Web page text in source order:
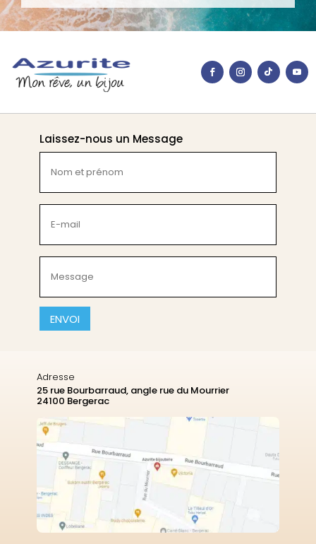
Laissez-nous un Message
et
prénom
(Nécessaire)
mail
(Nécessaire)
(Nécessaire)
CAPTCHA
Adresse
25 rue Bourbarraud, angle rue du Mourrier
24100 Bergerac